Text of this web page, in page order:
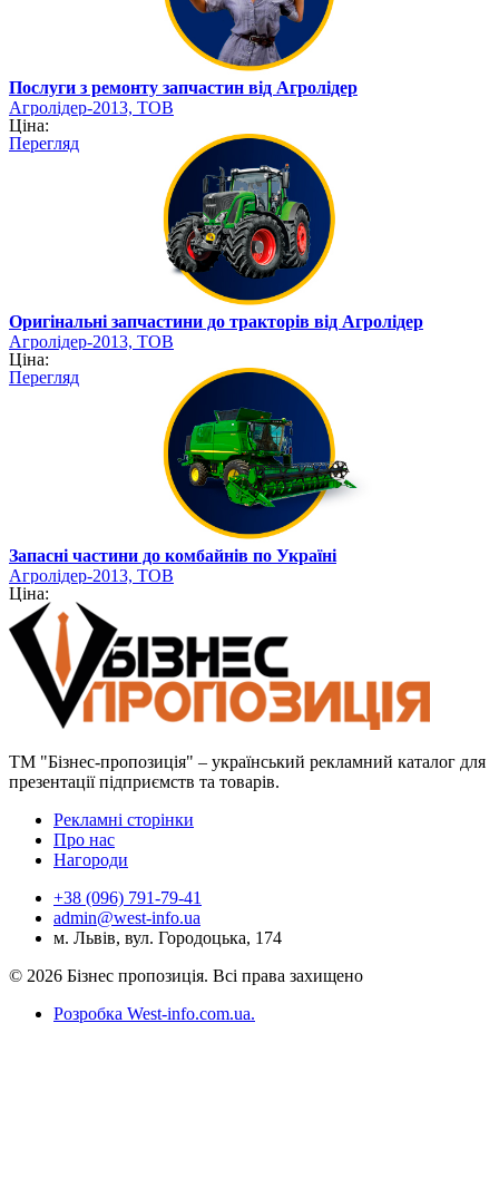
Послуги з ремонту запчастин від Агролідер
Агролідер-2013, ТОВ
Ціна:
Перегляд
Оригінальні запчастини до тракторів від Агролідер
Агролідер-2013, ТОВ
Ціна:
Перегляд
Запасні частини до комбайнів по Україні
Агролідер-2013, ТОВ
Ціна:
ТМ "Бізнес-пропозиція" – український рекламний каталог для
презентації підприємств та товарів.
Рекламні сторінки
Про нас
Нагороди
+38 (096) 791-79-41
admin@west-info.ua
м. Львів, вул. Городоцька, 174
© 2026 Бізнес пропозиція. Всі права захищено
Розробка West-info.com.ua.